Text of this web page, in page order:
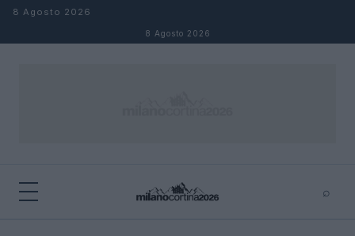
Salta al contenuto
8 Agosto 2026
8 Agosto 2026
⌕